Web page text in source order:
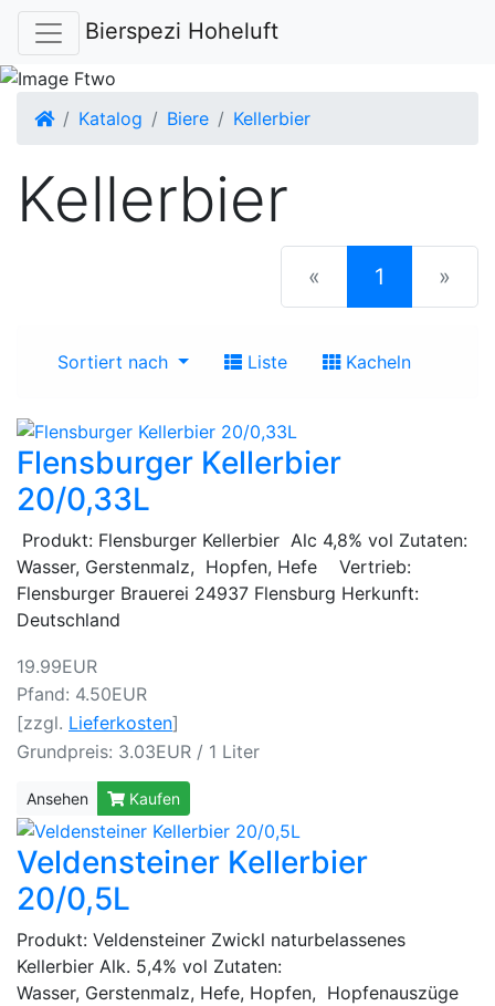
Bierspezi Hoheluft
Startseite
Katalog Biere Kellerbier
Kellerbier
« 1 (current)
»
Sortiert nach Liste Kacheln
Flensburger Kellerbier
20/0,33L
Produkt: Flensburger Kellerbier Alc 4,8% vol Zutaten:
Wasser, Gerstenmalz, Hopfen, Hefe Vertrieb:
Flensburger Brauerei 24937 Flensburg Herkunft:
Deutschland
19.99EUR
Pfand: 4.50EUR
[zzgl. Lieferkosten]
Grundpreis: 3.03EUR / 1 Liter
Ansehen Kaufen
Veldensteiner Kellerbier
20/0,5L
Produkt: Veldensteiner Zwickl naturbelassenes
Kellerbier Alk. 5,4% vol Zutaten:
Wasser, Gerstenmalz, Hefe, Hopfen, Hopfenauszüge